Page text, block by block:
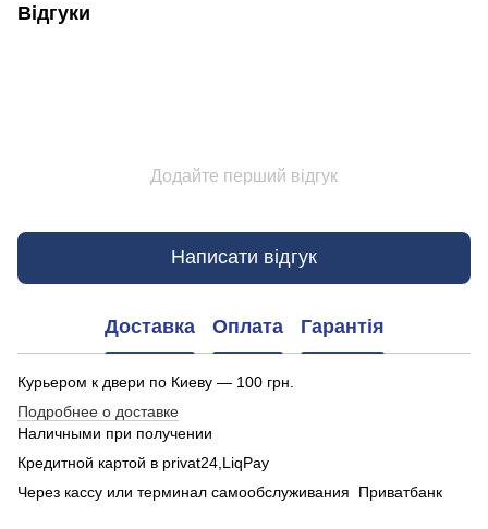
Відгуки
Додайте перший відгук
Написати відгук
Доставка Оплата Гарантія
Курьером к двери по Киеву — 100 грн.
Подробнее о доставке
Наличными при получении
Кредитной картой в privat24,LiqPay
Через кассу или терминал самообслуживания Приватбанк